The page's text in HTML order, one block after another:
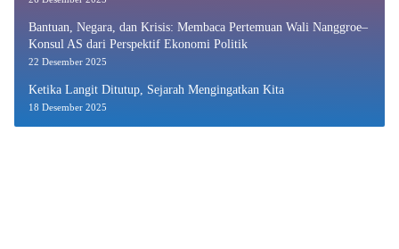
Bantuan, Negara, dan Krisis: Membaca Pertemuan Wali Nanggroe–
Konsul AS dari Perspektif Ekonomi Politik
22 Desember 2025
Ketika Langit Ditutup, Sejarah Mengingatkan Kita
18 Desember 2025